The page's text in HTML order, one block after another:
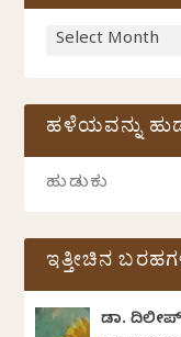
ಹಳೆಯವನ್ನು
ಇತ್ತೀಚಿನ
ಡಾ.